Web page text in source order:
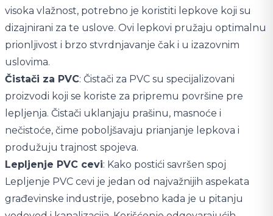
visoka vlažnost, potrebno je koristiti lepkove koji su
dizajnirani za te uslove. Ovi lepkovi pružaju optimalnu
prionljivost i brzo stvrdnjavanje čak i u izazovnim
uslovima.
Čistači za PVC: Čistači za PVC su specijalizovani
proizvodi koji se koriste za pripremu površine pre
lepljenja. Čistači uklanjaju prašinu, masnoće i
nečistoće, čime poboljšavaju prianjanje lepkova i
produžuju trajnost spojeva.
Lepljenje PVC cevi: Kako postići savršen spoj
Lepljenje PVC cevi je jedan od najvažnijih aspekata
građevinske industrije, posebno kada je u pitanju